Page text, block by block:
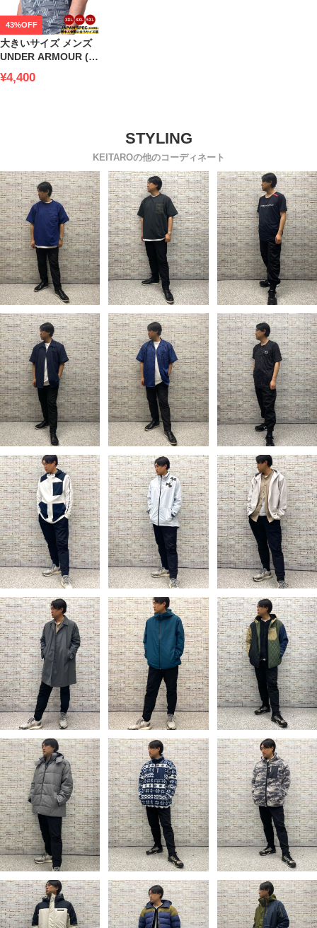
43%OFF
大きいサイズ メンズ
UNDER ARMOUR (ア
規格 FITTED 総柄 ク
¥4,400
KEITAROの他のコーディネート